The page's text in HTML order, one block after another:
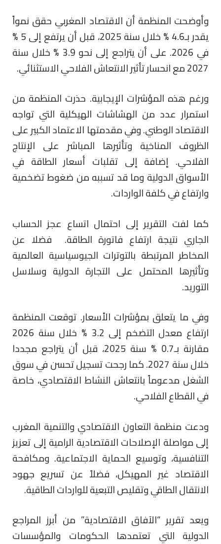
وأوضحت المنظمة أن الاقتصاد المغربي حقق نمواً
يقدر بـ4.6 % خلال سنة 2025، قبل أن يرتفع إلى 5 %
في 2026. على أن يتراجع إلى نحو 3.9 % خلال سنة
2027 مع انحسار تأثير الانتعاش الفلاحي الاستثنائي.
ورغم هذه المؤشرات الإيجابية. حذرت المنظمة من
استمرار عدد من الهشاشات الهيكلية التي تواجه
الاقتصاد الوطني. وفي مقدمتها الاعتماد الكبير على
الظروف المناخية وتأثيرها المباشر على الإنتاج
الفلاحي. إضافة إلى تقلبات أسعار الطاقة في
الأسواق الدولية وما قد تسببه من ضغوط تضخمية
وارتفاع في كلفة الواردات.
كما لفت التقرير إلى احتمال اتساع عجز الحساب
الجاري نتيجة ارتفاع فاتورة الطاقة. فضلا عن
المخاطر المرتبطة بالتوترات الجيوسياسية العالمية
وتأثيرها المحتمل على التجارة الدولية وسلاسل
التوريد.
وفي ما يتعلق بمؤشرات الأسعار. توقعت المنظمة
ارتفاع معدل التضخم إلى 3.2 % خلال سنة 2026
مقارنة بـ0.7 % سنة 2025، قبل أن يتراجع مجددا
خلال سنة 2027. كما رجحت تسجيل تحسن في سوق
الشغل مدعوماً بانتعاش النشاط الاقتصادي، خاصة
في القطاع الفلاحي.
ودعت منظمة التعاون الاقتصادي والتنمية المغرب
إلى مواصلة الإصلاحات الاقتصادية الرامية إلى تعزيز
التنافسية، وتوسيع الحماية الاجتماعية. ومكافحة
الاقتصاد غير المهيكل، فضلاً عن تسريع جهود
الانتقال الطاقي وتقليص التبعية للواردات الطاقية.
ويعد تقرير “الآفاق الاقتصادية” من أبرز المراجع
الدولية التي تعتمدها الحكومات والمؤسسات